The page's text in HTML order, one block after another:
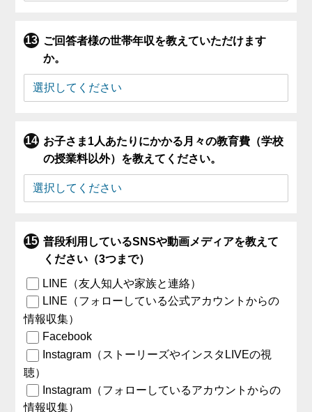
ご回答者様の世帯年収を教えていただけます
か。
お子さま1人あたりにかかる月々の教育費（学校
の授業料以外）を教えてください。
普段利用しているSNSや動画メディアを教えて
ください（3つまで）
LINE（友人知人や家族と連絡）
LINE（フォローしている公式アカウントからの
情報収集）
Facebook
Instagram（ストーリーズやインスタLIVEの視
聴）
Instagram（フォローしているアカウントからの
情報収集）